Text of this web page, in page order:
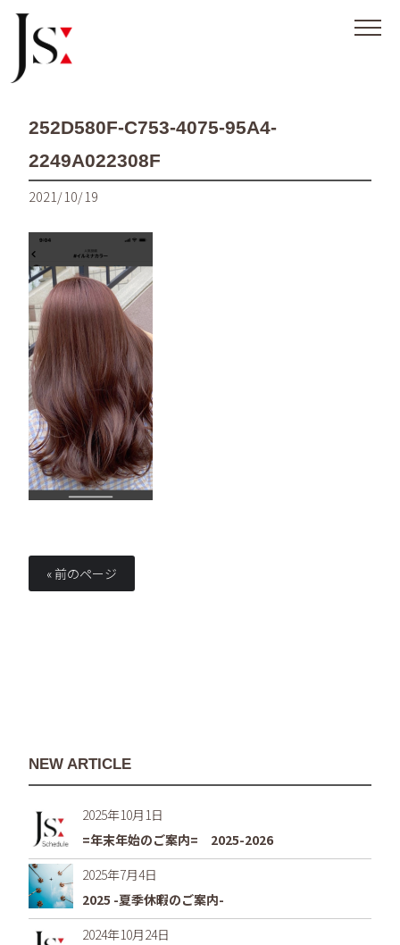
252D580F-C753-4075-95A4-
2249A022308F
2021/10/19
« 前のページ
NEW ARTICLE
2025年10月1日
=年末年始のご案内= 2025-2026
2025年7月4日
2025 -夏季休暇のご案内-
2024年10月24日